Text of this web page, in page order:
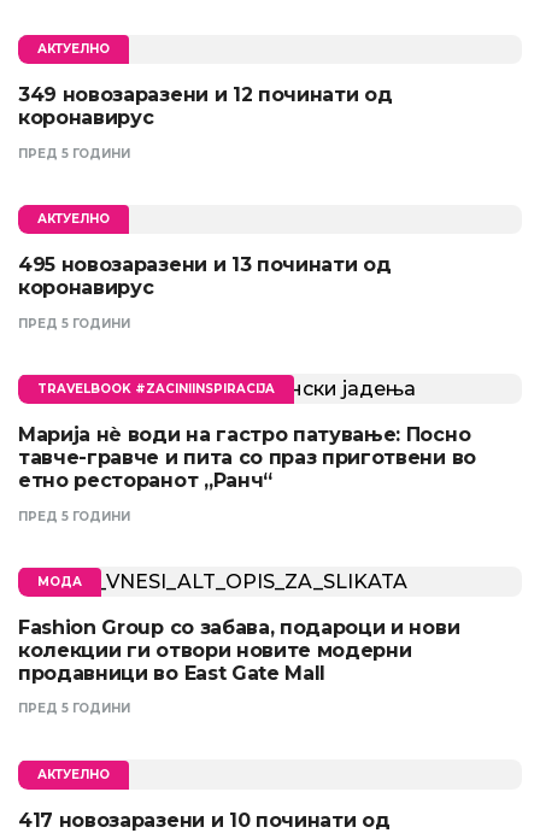
АКТУЕЛНО
349 новозаразени и 12 починати од
коронавирус
ПРЕД 5 ГОДИНИ
АКТУЕЛНО
495 новозаразени и 13 починати од
коронавирус
ПРЕД 5 ГОДИНИ
TRAVELBOOK #ZACINIINSPIRACIJA
Марија нè води на гастро патување: Посно
тавче-гравче и пита со праз приготвени во
етно ресторанот „Ранч“
ПРЕД 5 ГОДИНИ
МОДА
Fashion Group со забава, подароци и нови
колекции ги отвори новите модерни
продавници во East Gate Mall
ПРЕД 5 ГОДИНИ
АКТУЕЛНО
417 новозаразени и 10 починати од